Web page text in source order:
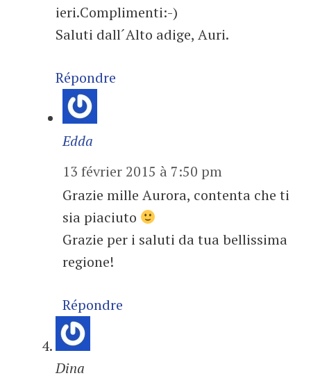
ieri.Complimenti:-)
Saluti dall´Alto adige, Auri.
Répondre
Edda
13 février 2015 à 7:50 pm
Grazie mille Aurora, contenta che ti
sia piaciuto
Grazie per i saluti da tua bellissima
regione!
Répondre
Dina